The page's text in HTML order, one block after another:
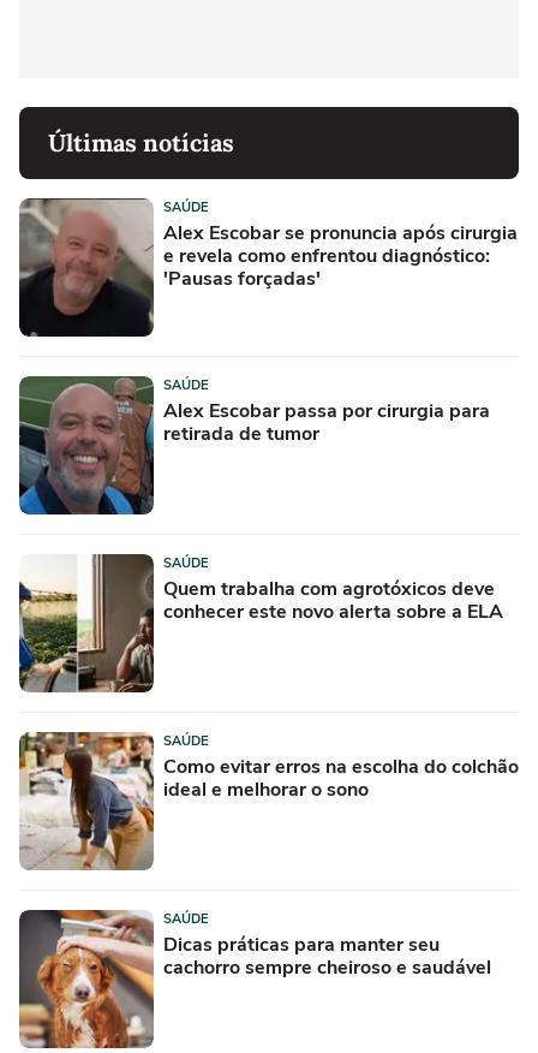
Últimas notícias
SAÚDE
Alex Escobar se pronuncia após cirurgia
e revela como enfrentou diagnóstico:
'Pausas forçadas'
SAÚDE
Alex Escobar passa por cirurgia para
retirada de tumor
SAÚDE
Quem trabalha com agrotóxicos deve
conhecer este novo alerta sobre a ELA
SAÚDE
Como evitar erros na escolha do colchão
ideal e melhorar o sono
SAÚDE
Dicas práticas para manter seu
cachorro sempre cheiroso e saudável